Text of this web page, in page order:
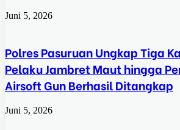
Juni 5, 2026
Polres Pasuruan Ungkap Tiga
Pelaku Jambret Maut hingga
Airsoft Gun Berhasil Ditangkap
Juni 5, 2026